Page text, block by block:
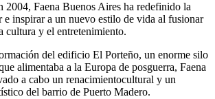
2004, Faena Buenos Aires ha redefinido la
e inspirar a un nuevo estilo de vida al fusionar
cultura y el entretenimiento.
del edificio El Porteño, un enorme silo
alimentaba a la Europa de posguerra, Faena
a cabo un renacimientocultural y un
del barrio de Puerto Madero.